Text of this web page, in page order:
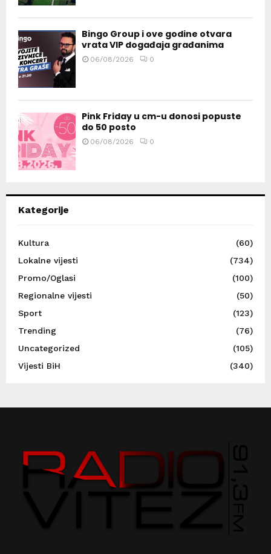
Bingo Group i ove godine otvara
vrata VIP događaja građanima
06/08/2026 0
Pink Friday u cm-u donosi popuste
do 50 posto
06/08/2026 0
Kategorije
Kultura
(60)
Lokalne vijesti
(734)
Promo/Oglasi
(100)
Regionalne vijesti
(50)
Sport
(123)
Trending
(76)
Uncategorized
(105)
Vijesti BiH
(340)